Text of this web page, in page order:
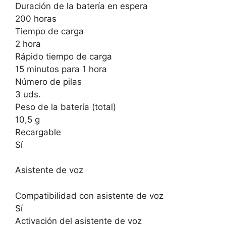
Duración de la batería en espera
200 horas
Tiempo de carga
2 hora
Rápido tiempo de carga
15 minutos para 1 hora
Número de pilas
3 uds.
Peso de la batería (total)
10,5 g
Recargable
Sí
Asistente de voz
Compatibilidad con asistente de voz
Sí
Activación del asistente de voz